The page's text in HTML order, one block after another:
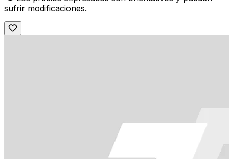
sufrir modificaciones.